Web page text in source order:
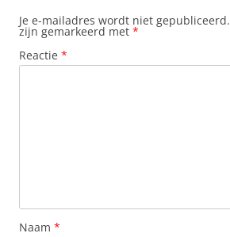
Je e-mailadres wordt niet gepubliceerd.
zijn gemarkeerd met *
Reactie *
Naam *